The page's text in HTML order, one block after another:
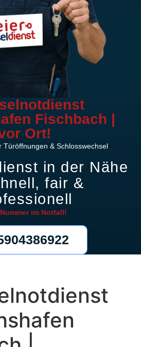
Fischbach |
Ort!
Türöffnungen & Schlosswechsel
in der Nähe
fair &
im Notfall!